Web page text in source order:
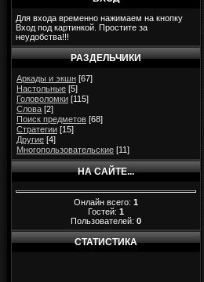
Для входа временно нажимаем на кнопку
Вход под картинкой. Простите за
неудобства!!!
РАЗДЕЛЬЧИКИ
Аркады и экшн [67]
Настольные [5]
Головоломки [115]
Слова [2]
Поиск предметов [68]
Стратегии [15]
Другие [4]
Многопользовательские [11]
НА САЙТЕ...
Онлайн всего: 1
Гостей: 1
Пользователей: 0
СТАТИСТИКА